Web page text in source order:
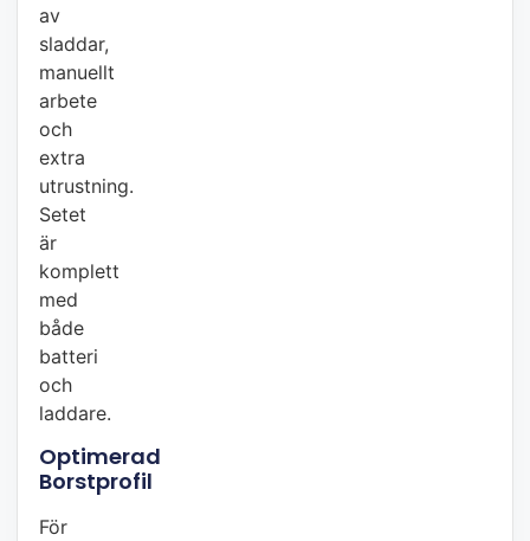
av
sladdar,
manuellt
arbete
och
extra
utrustning.
Setet
är
komplett
med
både
batteri
och
laddare.
Optimerad
Borstprofil
För